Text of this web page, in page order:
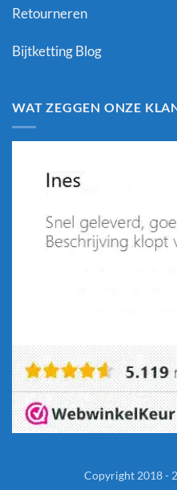
Retourneren
Bijtketting Blog
WAT ZEGGEN ONZE
Copyright 2018 -